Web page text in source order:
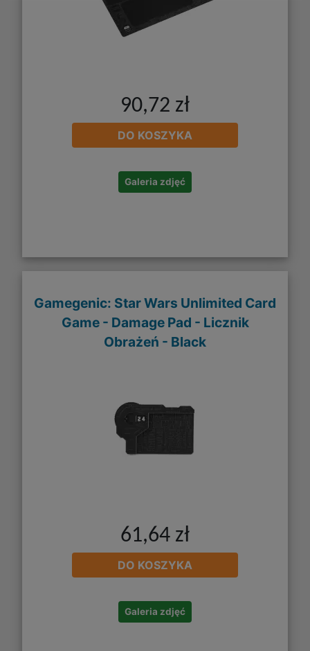
90,72 zł
DO KOSZYKA
Galeria zdjęć
Gamegenic: Star Wars Unlimited Card
Game - Damage Pad - Licznik
Obrażeń - Black
61,64 zł
DO KOSZYKA
Galeria zdjęć